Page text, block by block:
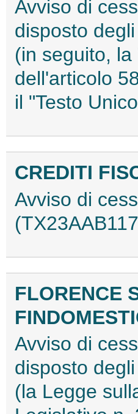
Avviso di
disposto
(in seguito,
dell'articolo
il "Testo
CREDITI
Avviso di
FLORENCE
Avviso di
disposto
(la Legge